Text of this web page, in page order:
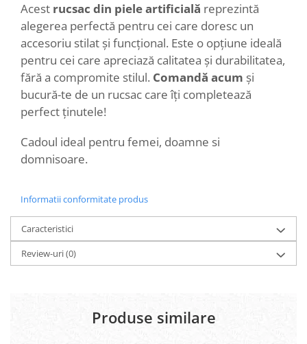
Acest rucsac din piele artificială reprezintă
alegerea perfectă pentru cei care doresc un
accesoriu stilat și funcțional. Este o opțiune ideală
pentru cei care apreciază calitatea și durabilitatea,
fără a compromite stilul. Comandă acum și
bucură-te de un rucsac care îți completează
perfect ținutele!
Cadoul ideal pentru femei, doamne si
domnisoare.
Informatii conformitate produs
Caracteristici
Review-uri(0)
Produse similare